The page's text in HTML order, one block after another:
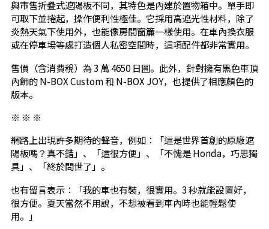
與市售折疊式遮陽板不同，其特色是內建於置物箱中。單手即
可取下並捲起，操作便利性極佳。它採用高遮光性材料，除了
炎熱天氣下使用外，也能像房間窗簾一樣使用。在車內換衣服
或在停車場等處打造個人私密空間時，這項配件都非常實用。
售價（含消費稅）為 3 萬 4650 日圓。此外，針對擁有黑色車頂
內飾的 N-BOX Custom 和 N-BOX JOY，也提供了相應顏色的
版本。
※ ※ ※
網路上出現許多期待的聲音，例如：「這是世界首創的原廠遮
陽板嗎？真不錯」、「這很方便」、「不愧是 Honda，巧思獨
具」、「終於問世了」。
也有留言表示：「我的車也有裝，很實用。3 秒就能設置好，
很方便。夏天當然不用說，不想被看到車內時也能輕鬆使
用。」